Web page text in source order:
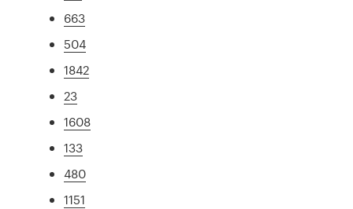
663
504
1842
23
1608
133
480
1151